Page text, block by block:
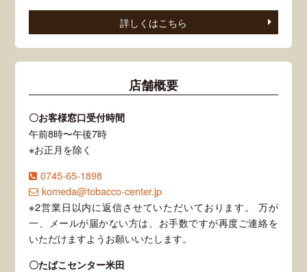
詳しくはこちら
店舗概要
〇お客様窓口受付時間
午前8時〜午後7時
※お正月を除く
0745-65-1898
komeda@tobacco-center.jp
※2営業日以内に返信させていただいております。 万が
一、メールが届かない方は、お手数ですが再度ご連絡を
いただけますようお願いいたします。
〇たばこセンター米田